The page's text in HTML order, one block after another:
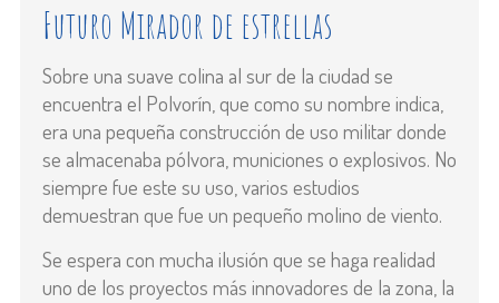
Futuro Mirador de estrellas
Sobre una suave colina al sur de la ciudad se
encuentra el Polvorín, que como su nombre indica,
era una pequeña construcción de uso militar donde
se almacenaba pólvora, municiones o explosivos. No
siempre fue este su uso, varios estudios
demuestran que fue un pequeño molino de viento.
Se espera con mucha ilusión que se haga realidad
uno de los proyectos más innovadores de la zona, la